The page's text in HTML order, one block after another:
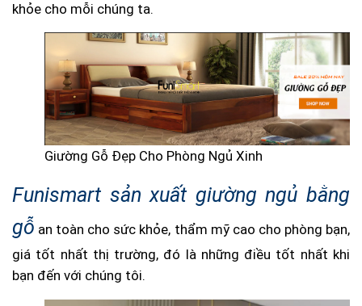
khỏe cho mỗi chúng ta.
Giường Gỗ Đẹp Cho Phòng Ngủ Xinh
Funismart sản xuất giường ngủ bằng
gỗ an toàn cho sức khỏe, thẩm mỹ cao cho phòng bạn,
giá tốt nhất thị trường, đó là những điều tốt nhất khi
bạn đến với chúng tôi.